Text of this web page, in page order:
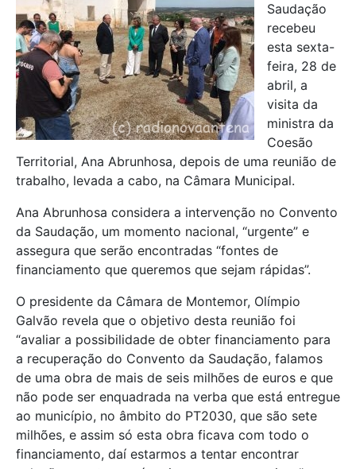
Saudação
recebeu
esta sexta-
feira, 28 de
abril, a
visita da
ministra da
Coesão
Territorial, Ana Abrunhosa, depois de uma reunião de
trabalho, levada a cabo, na Câmara Municipal.
Ana Abrunhosa considera a intervenção no Convento
da Saudação, um momento nacional, “urgente” e
assegura que serão encontradas “fontes de
financiamento que queremos que sejam rápidas”.
O presidente da Câmara de Montemor, Olímpio
Galvão revela que o objetivo desta reunião foi
“avaliar a possibilidade de obter financiamento para
a recuperação do Convento da Saudação, falamos
de uma obra de mais de seis milhões de euros e que
não pode ser enquadrada na verba que está entregue
ao município, no âmbito do PT2030, que são sete
milhões, e assim só esta obra ficava com todo o
financiamento, daí estarmos a tentar encontrar